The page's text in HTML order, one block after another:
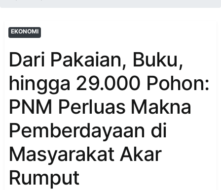
EKONOMI
Dari Pakaian, Buku,
hingga 29.000 Pohon:
PNM Perluas Makna
Pemberdayaan di
Masyarakat Akar
Rumput